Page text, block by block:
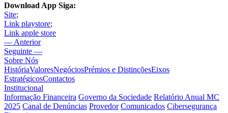
Download App Siga:
Site;
Link playstore;
Link apple store
— Anterior
Seguinte —
Sobre Nós
HistóriaValoresNegóciosPrémios e DistinçõesEixos
EstratégicosContactos
Institucional
Informação Financeira Governo da Sociedade Relatório Anual MC
2025 Canal de Denúncias Provedor Comunicados Cibersegurança